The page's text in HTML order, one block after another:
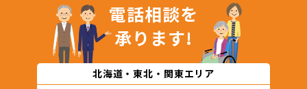
電話相談を
承ります!
北海道・東北・関東エリア